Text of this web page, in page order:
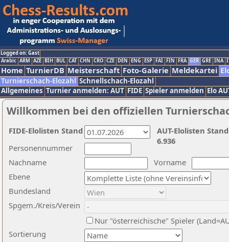
Logged on: Gast
Arabic ARM AZE BIH BUL CAT CHN CRO CZE DEN ENG ESP FAI FIN FRA GER GRE INA
Home TurnierDB Meisterschaft Foto-Galerie Meldekartei
Turnierschach-Elozahl Schnellschach-Elozahl
Allgemeines Turnier anmelden: AUT FIDE Spieler anmelden Elo
Willkommen bei den offiziellen
Nachname
Vorname
Ebene
Sortierung
Personennummer
Bundesland
Spgem./Kreis/Verein
Nur "österreichische" Spieler
AUT-Elolisten
6.936
FIDE-Elolisten Stand